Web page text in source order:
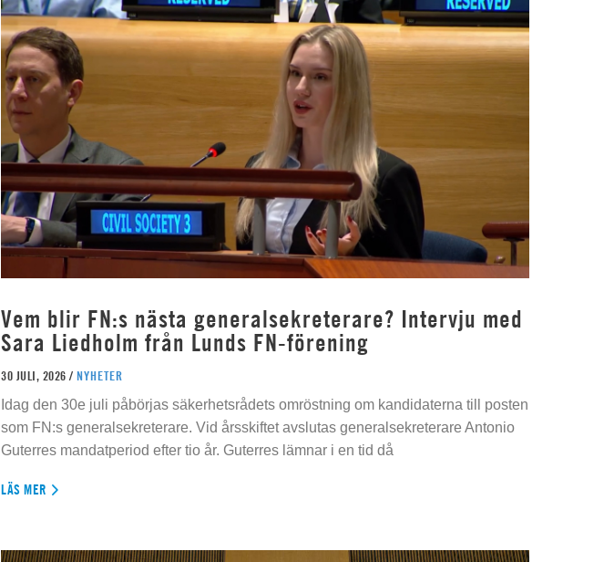
Vem blir FN:s nästa generalsekreterare? Intervju med
Sara Liedholm från Lunds FN-förening
30 JULI, 2026 / NYHETER
Idag den 30e juli påbörjas säkerhetsrådets omröstning om kandidaterna till posten
som FN:s generalsekreterare. Vid årsskiftet avslutas generalsekreterare Antonio
Guterres mandatperiod efter tio år. Guterres lämnar i en tid då
LÄS MER